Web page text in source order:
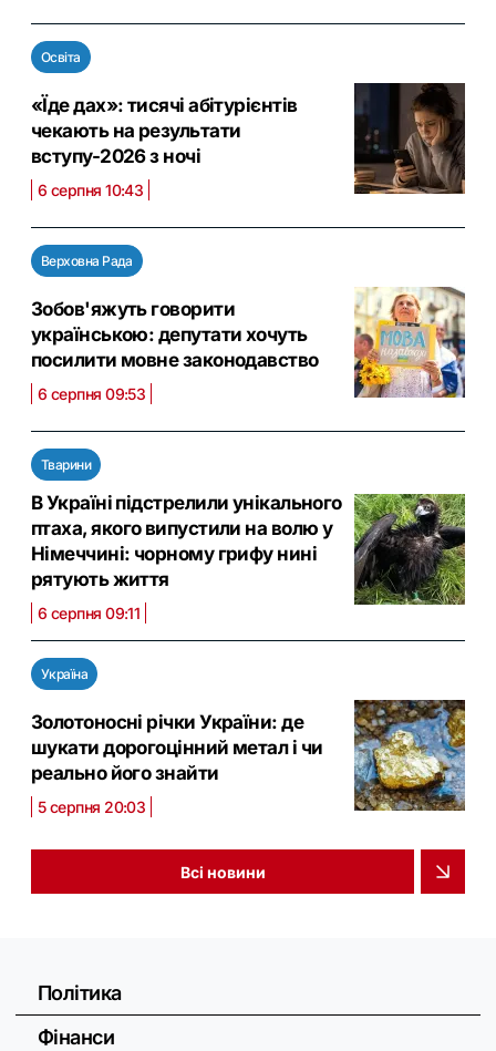
Освіта
«Їде дах»: тисячі абітурієнтів
чекають на результати
вступу-2026 з ночі
6 серпня 10:43
Верховна Рада
Зобов'яжуть говорити
українською: депутати хочуть
посилити мовне законодавство
6 серпня 09:53
Тварини
В Україні підстрелили унікального
птаха, якого випустили на волю у
Німеччині: чорному грифу нині
рятують життя
6 серпня 09:11
Україна
Золотоносні річки України: де
шукати дорогоцінний метал і чи
реально його знайти
5 серпня 20:03
Всі новини
Політика
Фінанси